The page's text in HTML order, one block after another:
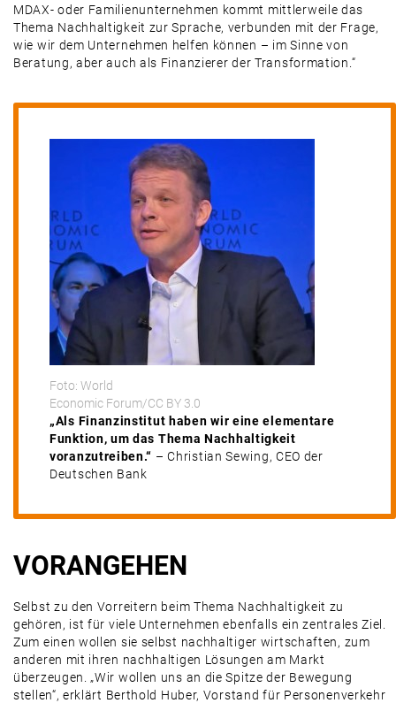
MDAX- oder Familienunternehmen kommt mittlerweile das
Thema Nachhaltigkeit zur Sprache, verbunden mit der Frage,
wie wir dem Unternehmen helfen können – im Sinne von
Beratung, aber auch als Finanzierer der Transformation.“
Foto: World
Economic Forum/CC BY 3.0
„Als Finanzinstitut haben wir eine elementare
Funktion, um das Thema Nachhaltigkeit
voranzutreiben.“ – Christian Sewing, CEO der
Deutschen Bank
VORANGEHEN
Selbst zu den Vorreitern beim Thema Nachhaltigkeit zu
gehören, ist für viele Unternehmen ebenfalls ein zentrales Ziel.
Zum einen wollen sie selbst nachhaltiger wirtschaften, zum
anderen mit ihren nachhaltigen Lösungen am Markt
überzeugen. „Wir wollen uns an die Spitze der Bewegung
stellen“, erklärt Berthold Huber, Vorstand für Personenverkehr